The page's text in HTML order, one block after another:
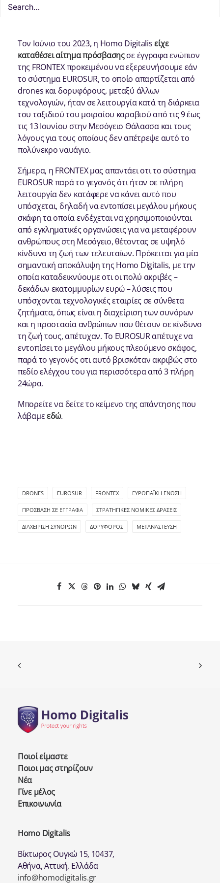
Τον Ιούνιο του 2023, η Homo Digitalisείχε
καταθέσει αίτημα πρόσβασηςσε έγγραφα ενώπιον
της FRONTEX προκειμένου να εξερευνήσουμε εάν
το σύστημα EUROSUR, το οποίο απαρτίζεται από
drones και δορυφόρους, μεταξύ άλλων
τεχνολογιών, ήταν σε λειτουργία κατά τη διάρκεια
του ταξιδιού του μοιραίου καραβιού από τις 9 έως
τις 13 Ιουνίου στην Μεσόγειο Θάλασσα και τους
λόγους για τους οποίους δεν απέτρεψε αυτό το
πολύνεκρο ναυάγιο.
Σήμερα, η FRONTEX μας απαντάει οτι το σύστημα
EUROSUR παρά το γεγονός ότι ήταν σε πλήρη
λειτουργία δεν κατάφερε να κάνει αυτό που
υπόσχεται, δηλαδή να εντοπίσει μεγάλου μήκους
σκάφη τα οποία ενδέχεται να χρησιμοποιούνται
από εγκληματικές οργανώσεις για να μεταφέρουν
ανθρώπους στη Μεσόγειο, θέτοντας σε υψηλό
κίνδυνο τη ζωή των τελευταίων. Πρόκειται για μία
σημαντική αποκάλυψη της Homo Digitalis, με την
οποία καταδεικνύουμε οτι οι πολύ ακριβές –
δεκάδων εκατομμυρίων ευρώ – λύσεις που
υπόσχονται τεχνολογικές εταιρίες σε σύνθετα
ζητήματα, όπως είναι η διαχείριση των συνόρων
και η προστασία ανθρώπων που θέτουν σε κίνδυνο
τη ζωή τους, απέτυχαν. Το EUROSUR απέτυχε να
εντοπίσει το μεγάλου μήκους πλεούμενο σκάφος,
παρά το γεγονός οτι αυτό βρισκόταν ακριβώς στο
πεδίο ελέγχου του για περισσότερα από 3 πλήρη
24ώρα.
Μπορείτε να δείτε το κείμενο της απάντησης που
λάβαμεεδώ.
DRONES EUROSUR FRONTEX ΕΥΡΩΠΑΪΚΉ ΈΝΩΣΗ
ΠΡΌΣΒΑΣΗ ΣΕ ΈΓΓΡΑΦΑ ΣΤΡΑΤΗΓΙΚΈΣ ΝΟΜΙΚΈΣ ΔΡΆΣΕΙΣ
ΔΙΑΧΕΊΡΙΣΗ ΣΥΝΌΡΩΝ ΔΟΡΥΦΌΡΟΣ ΜΕΤΑΝΆΣΤΕΥΣΗ
Ποιοί είμαστε
Ποιοι μας στηρίζουν
Νέα
Γίνε μέλος
Επικοινωνία
Homo Digitalis
Βίκτωρος Ουγκώ 15, 10437,
Αθήνα, Αττική, Ελλάδα
info@homodigitalis.gr